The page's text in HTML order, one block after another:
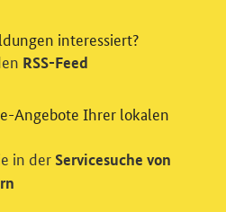
und / oder
interessiert?
RSS-Feed
Angebote Ihrer lokalen
in der Servicesuche von